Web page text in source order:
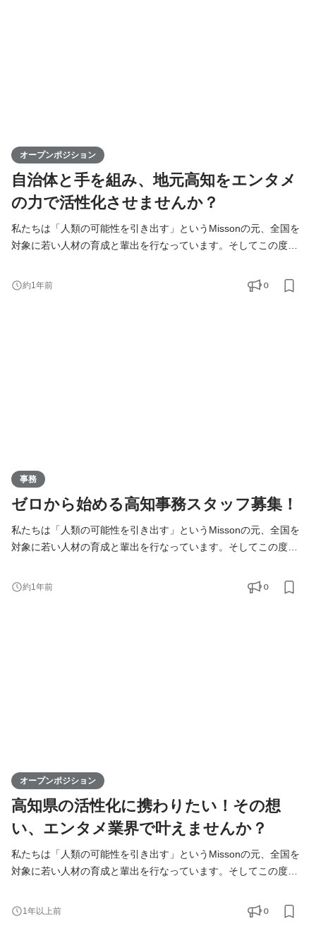
オープンポジション
自治体と手を組み、地元高知をエンタメ
の力で活性化させませんか？
私たちは「人類の可能性を引き出す」というMissonの元、全国を
対象に若い人材の育成と輩出を行なっています。そしてこの度、
支社を通じて、地元企業との連携を図りながら地域の魅力を最大
限に活かし、地方から全国へと挑戦の輪を広げていきます。地方
約1年前 0
事務
ゼロから始める高知事務スタッフ募集！
私たちは「人類の可能性を引き出す」というMissonの元、全国を
対象に若い人材の育成と輩出を行なっています。そしてこの度、
支社を通じて、地元企業との連携を図りながら地域の魅力を最大
限に活かし、地方から全国へと挑戦の輪を広げていきます。地方
約1年前 0
オープンポジション
高知県の活性化に携わりたい！その想
い、エンタメ業界で叶えませんか？
私たちは「人類の可能性を引き出す」というMissonの元、全国を
対象に若い人材の育成と輩出を行なっています。そしてこの度、
支社を通じて、地元企業との連携を図りながら地域の魅力を最大
限に活かし、地方から全国へと挑戦の輪を広げていきます。地方
1年以上前 0